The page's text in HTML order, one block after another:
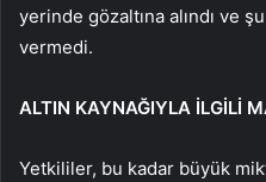
yerinde gözaltına alındı ve
vermedi.
ALTIN KAYNAĞIYLA İLGİLİ
Yetkililer, bu kadar büyük